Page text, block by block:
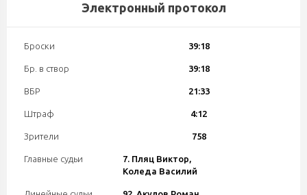
Электронный протокол
Броски 39:18
Бр. в створ 39:18
ВБР 21:33
Штраф 4:12
Зрители 758
Главные судьи
7. Пляц Виктор,
Коледа Василий